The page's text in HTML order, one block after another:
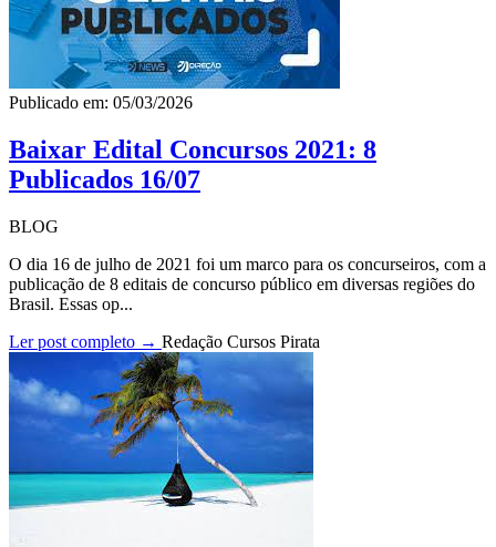
Publicado em: 05/03/2026
Baixar Edital Concursos 2021: 8
Publicados 16/07
BLOG
O dia 16 de julho de 2021 foi um marco para os concurseiros, com a
publicação de 8 editais de concurso público em diversas regiões do
Brasil. Essas op...
Ler post completo → Redação Cursos Pirata